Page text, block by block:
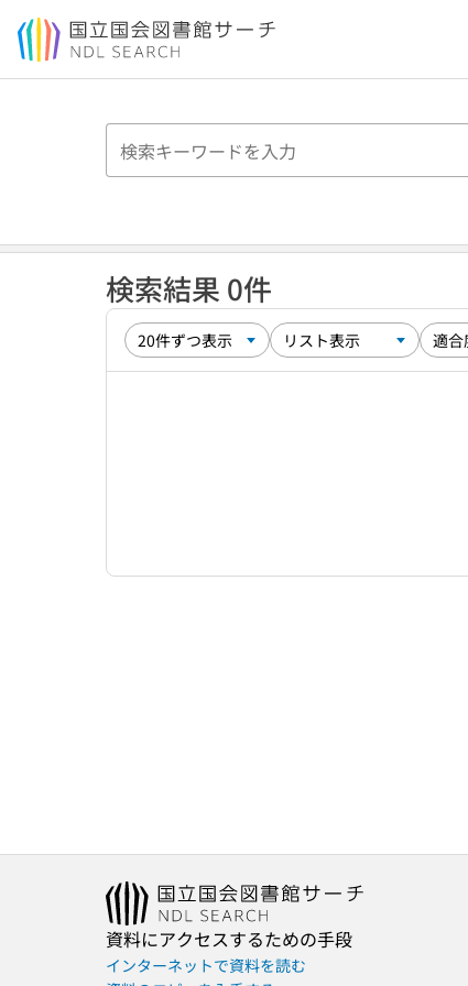
本文へ移動
検索結果 0件
資料にアクセスするための手段
インターネットで資料を読む